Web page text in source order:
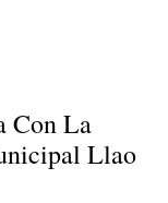
Con La
Llao